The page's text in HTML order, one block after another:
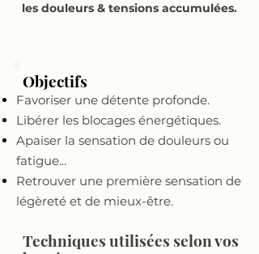
les douleurs & tensions accumulées.
Objectifs
Favoriser une détente profonde.
Libérer les blocages énergétiques.
Apaiser la sensation de douleurs ou
fatigue...
Retrouver une première sensation de
légèreté et de mieux-être.
Techniques utilisées selon vos